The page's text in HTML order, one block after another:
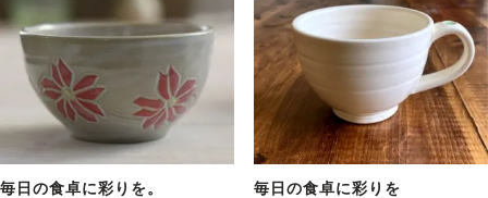
毎日の食卓に彩りを。 毎日の食卓に彩りを